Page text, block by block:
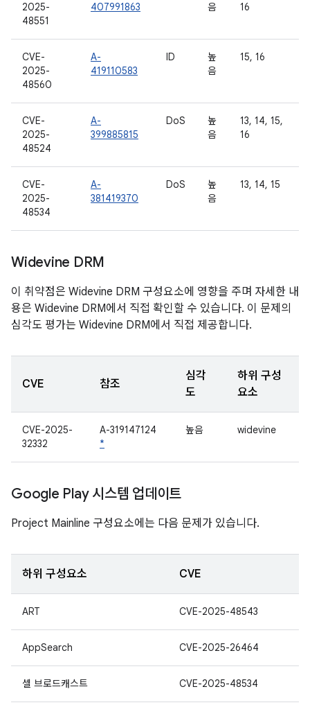
2025-
48551
407991863
음
16
CVE-
2025-
48560
A-
419110583
ID
높
음
15, 16
CVE-
2025-
48524
A-
399885815
DoS
높
음
13, 14, 15,
16
CVE-
2025-
48534
A-
381419370
DoS
높
음
13, 14, 15
Widevine DRM
이 취약점은 Widevine DRM 구성요소에 영향을 주며 자세한 내
용은 Widevine DRM에서 직접 확인할 수 있습니다. 이 문제의
심각도 평가는 Widevine DRM에서 직접 제공합니다.
CVE 참조
심각
도
하위 구성
요소
CVE-2025-
32332
A-319147124
*
높음 widevine
Google Play 시스템 업데이트
Project Mainline 구성요소에는 다음 문제가 있습니다.
하위 구성요소 CVE
ART CVE-2025-48543
AppSearch CVE-2025-26464
셀 브로드캐스트 CVE-2025-48534